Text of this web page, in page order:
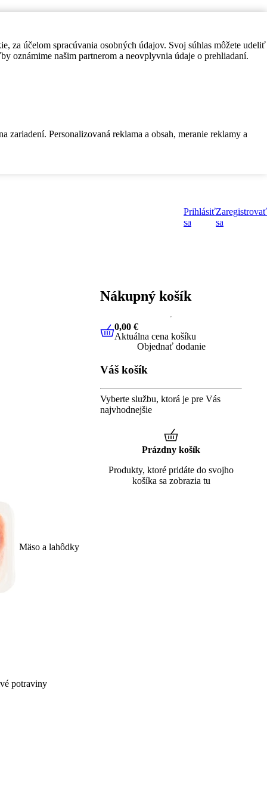
za účelom spracúvania osobných údajov. Svoj súhlas môžete udeliť
oznámime našim partnerom a neovplyvnia údaje o prehliadaní.
Personalizovaná reklama a obsah, meranie reklamy a
Prihlásiť
sa
Zaregistrovať
sa
Mäso a lahôdky
potraviny
Nákupný košík
0,00 €Aktuálna cena košíku
0,00 €
Aktuálna cena košíku
Objednať dodanie
Váš košík
Vyberte službu, ktorá je pre Vás
najvhodnejšie
Prázdny košík
Produkty, ktoré pridáte do svojho
košíka sa zobrazia tu